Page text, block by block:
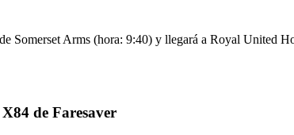
Somerset Arms (hora: 9:40) y llegará a Royal United
de Faresaver